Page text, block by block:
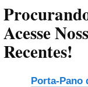
Acesse
Recentes!
Porta-Pano